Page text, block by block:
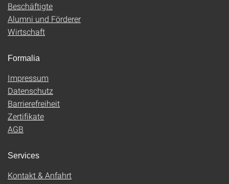
Beschäftigte
Alumni und Förderer
Wirtschaft
Formalia
Impressum
Datenschutz
Barrierefreiheit
Zertifikate
AGB
Services
Kontakt & Anfahrt